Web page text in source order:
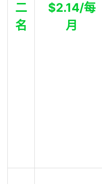
二
名
$2.14/每
月